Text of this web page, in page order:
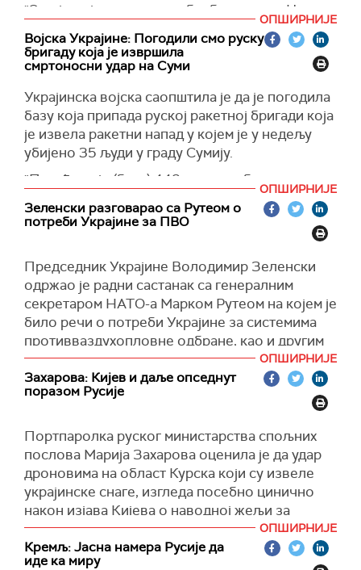
"Ово је војни састанак о безбедности у Црном
мору, али пре свега склапање коалиције оних
који су вољни да предузму одговарајуће
кораке", рекао је Зеленски у Одеси на
генералним секретаром НАТО Марком Рутеом,
преносиРојтерс.
Зеленски је навео да ће се разговори водити
данас и сутра, али остало је нејасно да ли су
састанци већ у току иако је украјински
председник рекао да је већ одржан значајан
број оваквих састанака у различитим
"Турска је 2022. године већ успешно
посредовала у договору о житарицама.
Будимо позитивни према чињеници да Турска
поново покушава да окупи све релевантне
стране. Надајмо се да ће успети у томе", рекао
је генерални секретар НАТО Марк Руте.
(Tanjug)
ОПШИРНИЈЕ
Војска Украјине: Погодили смо руску
бригаду која је извршила
смртоносни удар на Суми
Украјинска војска саопштила је да је погодила
базу која припада руској ракетној бригади која
је извела ракетни напад у којем је у недељу
убијено 35 људи у граду Сумију.
"Погођена је (база) 448. ракетне бригаде
руских окупатора, забележена је секундарна
детонација муниције. Резултати удара се
разјашњавају", наводи се у саопштењу војске
(Reuters )
ОПШИРНИЈЕ
Зеленски разговарао са Рутеом о
потреби Украјине за ПВО
Председник Украјине Володимир Зеленски
одржао је радни састанак са генералним
секретаром НАТО-а Марком Рутеом на којем је
било речи о потреби Украјине за системима
противваздухопловне одбране, као и другим
наоружањем.
"Очекујемо да ће наши споразуми о
противваздухопловној одбрани у Европи и
системи патриот, спремни смо да се ујединимо,
да нађемо новац да их купимо. У свету постоје
системи и искључиво од одлуке лидера зависи
да ли ћемо имати довољно заштите од руских
балистичких ракета", рекао је Зеленски.
Нагласио је да, не само у Украјини већ и у
Европи, сви треба да се удруже ради
ОПШИРНИЈЕ
Захарова: Кијев и даље опседнут
поразом Русије
Портпаролка руског министарства спољних
послова Марија Захарова оценила је да удар
дроновима на област Курска који су извеле
украјинске снаге, изгледа посебно цинично
након изјава Кијева о наводној жељи за
миром.
"Злочиначка кијевска хунта није склона
ОПШИРНИЈЕ
Кремљ: Јасна намера Русије да
иде ка миру